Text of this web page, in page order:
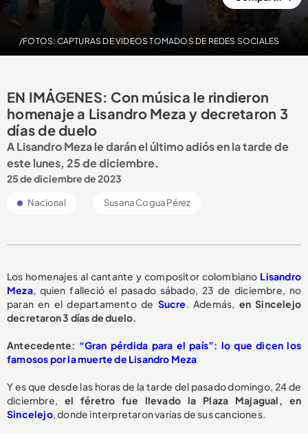
/FOTOS: CAPTURAS DE VIDEOS TOMADOS DE REDES SOCIALES
EN IMÁGENES: Con música le rindieron
homenaje a Lisandro Meza y decretaron 3
días de duelo
A Lisandro Meza le darán el último adiós en la tarde de
este lunes, 25 de diciembre.
25 de diciembre de 2023
Nacional Susana Cogua Pérez
Los homenajes al cantante y compositor colombiano Lisandro
Meza, quien falleció el pasado sábado, 23 de diciembre, no
paran en el departamento de Sucre. Además, en Sincelejo
decretaron 3 días de duelo.
Antecedente: “Gran pérdida para el país”: lo que dicen los
famosos por la muerte de Lisandro Meza
Y es que desde las horas de la tarde del pasado domingo, 24 de
diciembre, el féretro fue llevado la Plaza Majagual, en
Sincelejo, donde interpretaron varias de sus canciones.